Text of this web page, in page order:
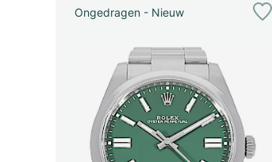
Ongedragen - Nieuw